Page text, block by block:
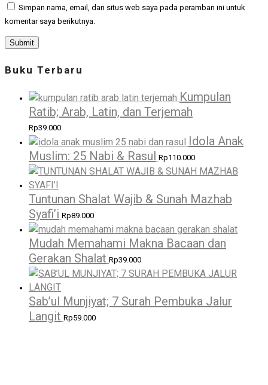
Simpan nama, email, dan situs web saya pada peramban ini untuk
komentar saya berikutnya.
Buku Terbaru
Kumpulan
Ratib; Arab, Latin, dan Terjemah
Rp39.000
Idola Anak
Muslim: 25 Nabi & Rasul Rp110.000
Tuntunan Shalat Wajib & Sunah Mazhab
Syafi’i Rp89.000
Mudah Memahami Makna Bacaan dan
Gerakan Shalat Rp39.000
Sab’ul Munjiyat; 7 Surah Pembuka Jalur
Langit Rp59.000